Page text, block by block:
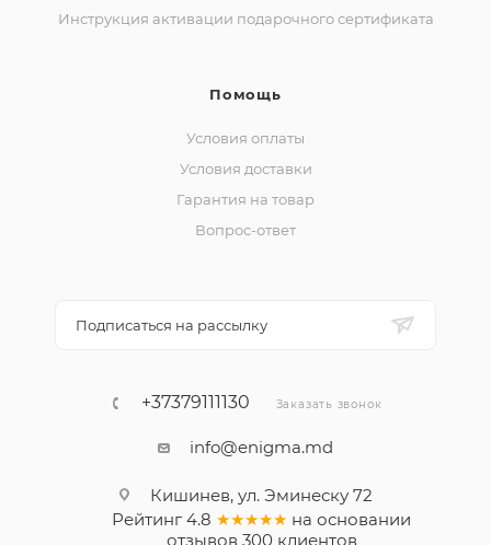
Инструкция активации подарочного сертификата
Помощь
Условия оплаты
Условия доставки
Гарантия на товар
Вопрос-ответ
Подписаться на рассылку
+37379111130 Заказать звонок
info@enigma.md
Кишинев, ул. Эминеску 72
Рейтинг 4.8 ★★★★★ на основании
отзывов 300клиентов